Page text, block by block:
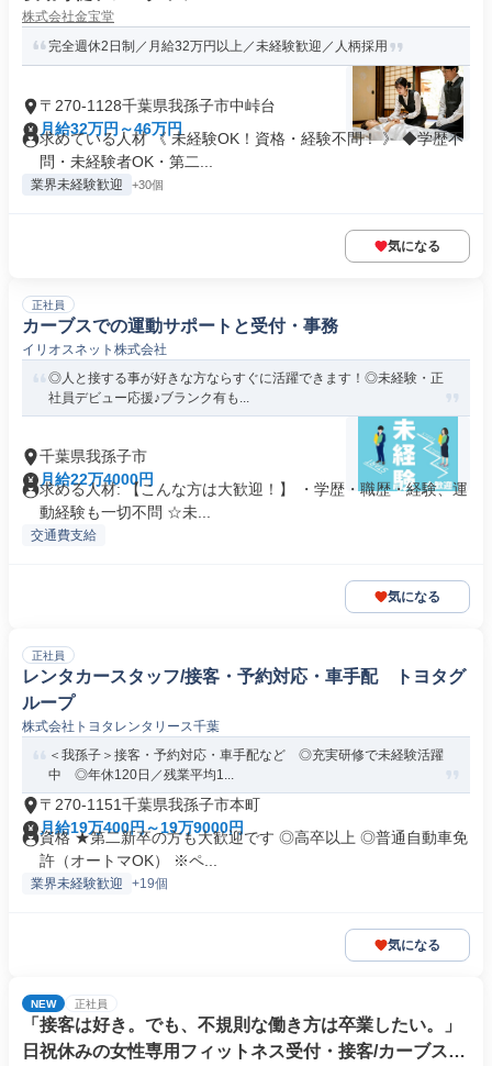
株式会社金宝堂
完全週休2日制／月給32万円以上／未経験歓迎／人柄採用
〒270-1128千葉県我孫子市中峠台
月給32万円～46万円
求めている人材 《 未経験OK！資格・経験不問！ 》 ◆学歴不
問・未経験者OK・第二...
業界未経験歓迎 +30個
気になる
正社員
カーブスでの運動サポートと受付・事務
イリオスネット株式会社
◎人と接する事が好きな方ならすぐに活躍できます！◎未経験・正
社員デビュー応援♪ブランク有も...
千葉県我孫子市
月給22万4000円
求める人材: 【こんな方は大歓迎！】 ・学歴・職歴・経験、運
動経験も一切不問 ☆未...
交通費支給
気になる
正社員
レンタカースタッフ/接客・予約対応・車手配 トヨタグ
ループ
株式会社トヨタレンタリース千葉
＜我孫子＞接客・予約対応・車手配など ◎充実研修で未経験活躍
中 ◎年休120日／残業平均1...
〒270-1151千葉県我孫子市本町
月給19万400円～19万9000円
資格 ★第二新卒の方も大歓迎です ◎高卒以上 ◎普通自動車免
許（オートマOK） ※ペ...
業界未経験歓迎 +19個
気になる
NEW 正社員
「接客は好き。でも、不規則な働き方は卒業したい。」
日祝休みの女性専用フィットネス受付・接客/カーブス湖